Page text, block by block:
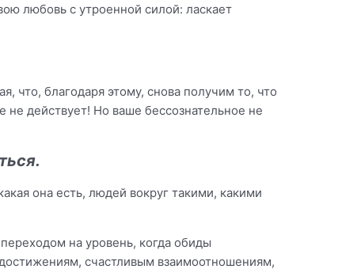
любовь с утроенной силой: ласкает
благодаря этому, снова получим то, что
действует! Но ваше бессознательное не
она есть, людей вокруг такими, какими
на уровень, когда обиды
счастливым взаимоотношениям,